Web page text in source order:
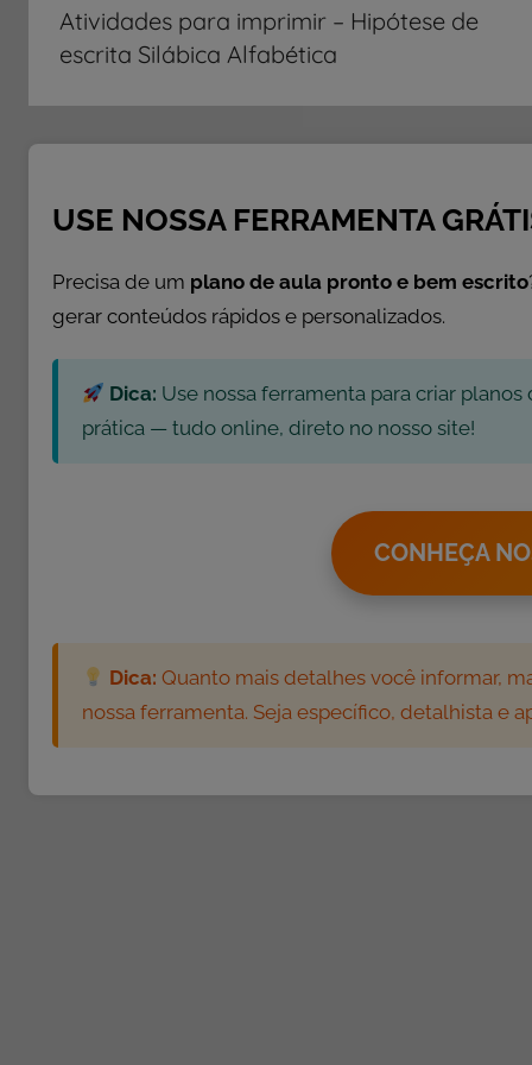
ó
r
s
L
e
u
r
m
i
Post
Atividades para imprimir – Hipótese de
escrita Silábica Alfabética
USE NOSSA FERRAMENTA
Precisa de um plano de aula pronto e bem escrito
gerar conteúdos rápidos e personalizados.
Dica: Use nossa ferramenta para criar
prática — tudo online, direto no nosso site!
CONHEÇA
Dica: Quanto mais detalhes você informar,
nossa ferramenta. Seja específico, detalhista e